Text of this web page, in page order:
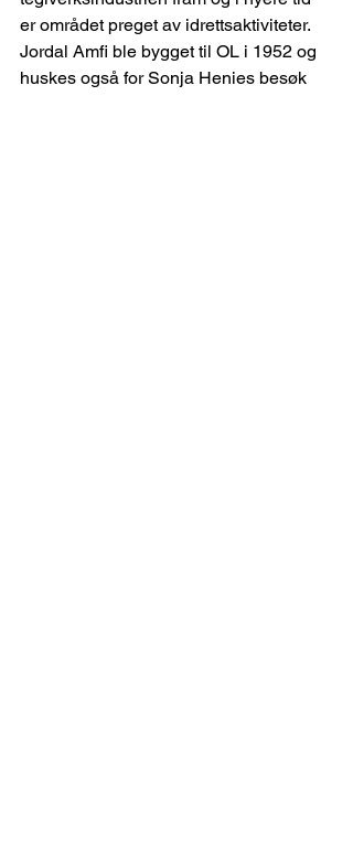
er området preget av idrettsaktiviteter.
Jordal Amfi ble bygget til OL i 1952 og
huskes også for Sonja Henies besøk